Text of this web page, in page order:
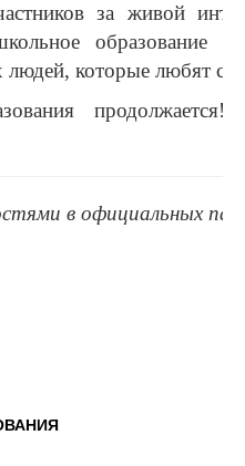
за живой
образование
которые любят
в официальных